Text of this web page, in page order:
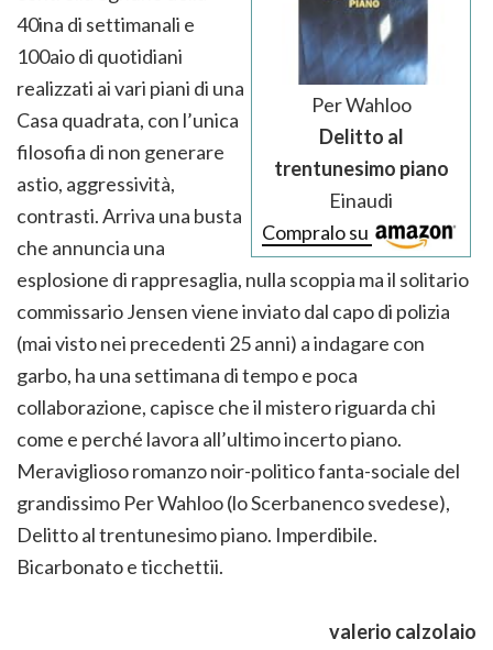
Per Wahloo
Delitto al
trentunesimo piano
Einaudi
Compralo su
40ina di settimanali e
100aio di quotidiani
realizzati ai vari piani di una
Casa quadrata, con l’unica
filosofia di non generare
astio, aggressività,
contrasti. Arriva una busta
che annuncia una
esplosione di rappresaglia, nulla scoppia ma il solitario
commissario Jensen viene inviato dal capo di polizia
(mai visto nei precedenti 25 anni) a indagare con
garbo, ha una settimana di tempo e poca
collaborazione, capisce che il mistero riguarda chi
come e perché lavora all’ultimo incerto piano.
Meraviglioso romanzo noir-politico fanta-sociale del
grandissimo Per Wahloo (lo Scerbanenco svedese),
Delitto al trentunesimo piano. Imperdibile.
Bicarbonato e ticchettii.
valerio calzolaio